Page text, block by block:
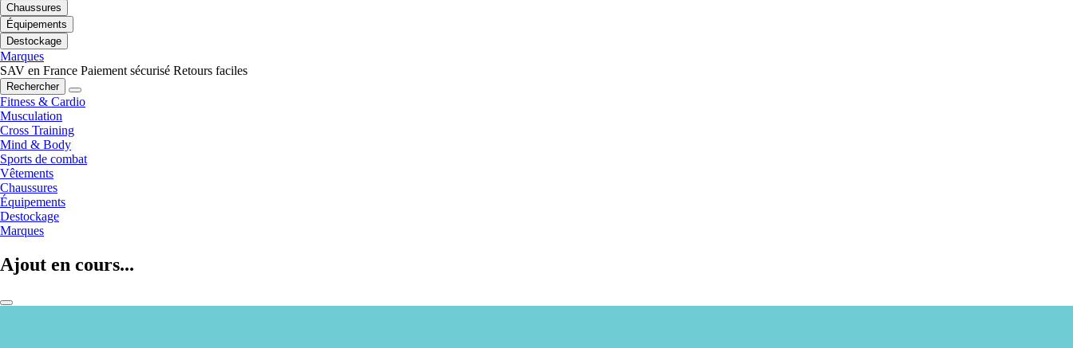
Chaussures
Équipements
Destockage
Marques
SAV en France Paiement sécurisé Retours faciles
Rechercher
Fitness & Cardio
Musculation
Cross Training
Mind & Body
Sports de combat
Vêtements
Chaussures
Équipements
Destockage
Marques
Ajout en cours...